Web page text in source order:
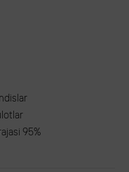
95%